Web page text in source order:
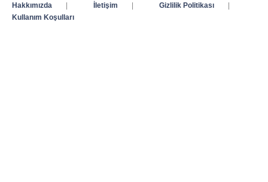
Hakkımızda
| İletişim | Gizlilik Politikası
|
Kullanım Koşulları